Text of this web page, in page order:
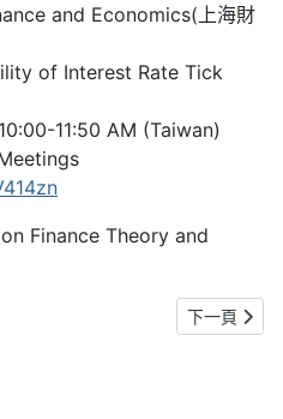
and Economics(上海財
of Interest Rate Tick
11:50 AM (Taiwan)
Finance Theory and
Studies (The Power of Impact
下一篇文章:
下一頁